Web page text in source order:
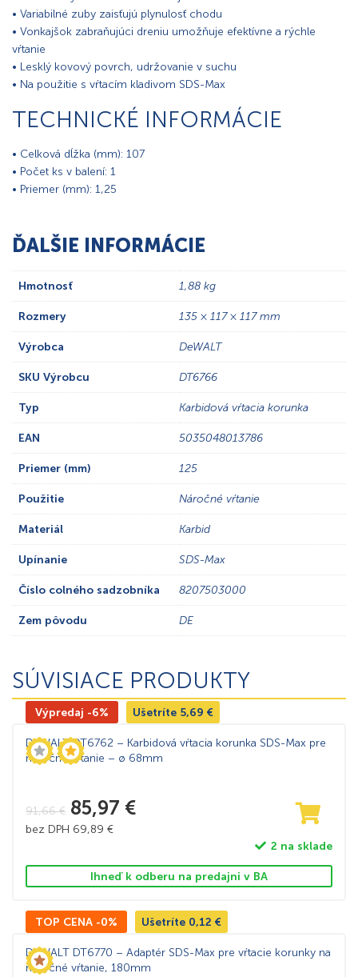
• Variabilné zuby zaisťujú plynulosť chodu
• Vonkajšok zabraňujúci dreniu umožňuje efektívne a rýchle
vŕtanie
• Lesklý kovový povrch, udržovanie v suchu
• Na použitie s vŕtacím kladivom SDS-Max
TECHNICKÉ INFORMÁCIE
• Celková dĺžka (mm): 107
• Počet ks v balení: 1
• Priemer (mm): 1,25
ĎALŠIE INFORMÁCIE
Hmotnosť 1,88 kg
Rozmery 135 × 117 × 117 mm
Výrobca DeWALT
SKU Výrobcu DT6766
Typ Karbidová vŕtacia korunka
EAN 5035048013786
Priemer (mm) 125
Použitie Náročné vŕtanie
Materiál Karbid
Upínanie SDS-Max
Číslo colného sadzobníka 8207503000
Zem pôvodu DE
SÚVISIACE PRODUKTY
Výpredaj -6% Ušetríte 5,69 €
DeWALT DT6762 – Karbidová vŕtacia korunka SDS-Max pre
náročné vŕtanie – ø 68mm
91,66€ 85,97 €
bez DPH 69,89 €
2 na sklade
Ihneď k odberu na predajni v BA
TOP CENA -0% Ušetríte 0,12 €
DeWALT DT6770 – Adaptér SDS-Max pre vŕtacie korunky na
náročné vŕtanie, 180mm